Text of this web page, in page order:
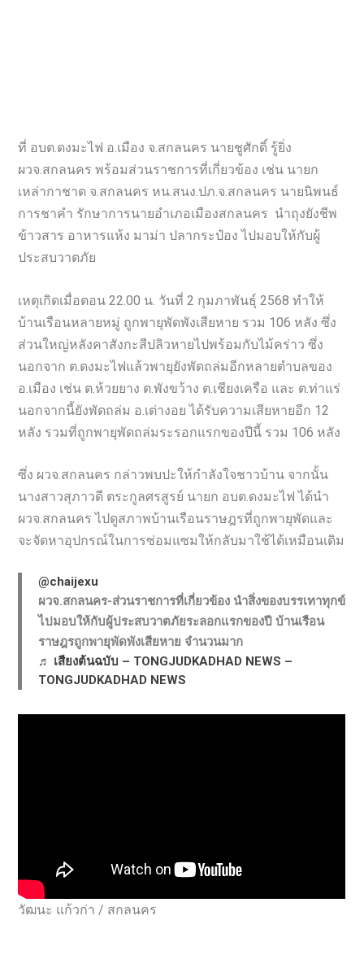
ที่ อบต.ดงมะไฟ อ.เมือง จ.สกลนคร นายชูศักดิ์ รู้ยิ่ง
ผวจ.สกลนคร พร้อมส่วนราชการที่เกี่ยวข้อง เช่น นายก
เหล่ากาชาด จ.สกลนคร หน.สนง.ปภ.จ.สกลนคร นายนิพนธ์
การชาคำ รักษาการนายอำเภอเมืองสกลนคร นำถุงยังชีพ
ข้าวสาร อาหารแห้ง มาม่า ปลากระป๋อง ไปมอบให้กับผู้
ประสบวาตภัย
เหตุเกิดเมื่อตอน 22.00 น. วันที่ 2 กุมภาพันธุ์ 2568 ทำให้
บ้านเรือนหลายหมู่ ถูกพายุพัดพังเสียหาย รวม 106 หลัง ซึ่ง
ส่วนใหญ่หลังคาสังกะสีปลิวหายไปพร้อมกับไม้คร่าว ซึ่ง
นอกจาก ต.ดงมะไฟแล้วพายุยังพัดถล่มอีกหลายตำบลของ
อ.เมือง เช่น ต.ห้วยยาง ต.พังขว้าง ต.เชียงเครือ และ ต.ท่าแร่
นอกจากนี้ยังพัดถล่ม อ.เต่างอย ได้รับความเสียหายอีก 12
หลัง รวมที่ถูกพายุพัดถล่มระรอกแรกของปีนี้ รวม 106 หลัง
ซึ่ง ผวจ.สกลนคร กล่าวพบปะให้กำลังใจชาวบ้าน จากนั้น
นางสาวสุภาวดี ตระกูลศรสูรย์ นายก อบต.ดงมะไฟ ได้นำ
ผวจ.สกลนคร ไปดูสภาพบ้านเรือนราษฎรที่ถูกพายุพัดและ
จะจัดหาอุปกรณ์ในการซ่อมแซมให้กลับมาใช้ได้เหมือนเดิม
@chaijexu
ผวจ.สกลนคร-ส่วนราชการที่เกี่ยวข้อง นำสิ่งของบรรเทาทุกข์
ไปมอบให้กับผู้ประสบวาตภัยระลอกแรกของปี บ้านเรือน
ราษฎรถูกพายุพัดพังเสียหาย จำนวนมาก
♬ เสียงต้นฉบับ – TONGJUDKADHAD NEWS –
TONGJUDKADHAD NEWS
วัฒนะ แก้วก่า / สกลนคร